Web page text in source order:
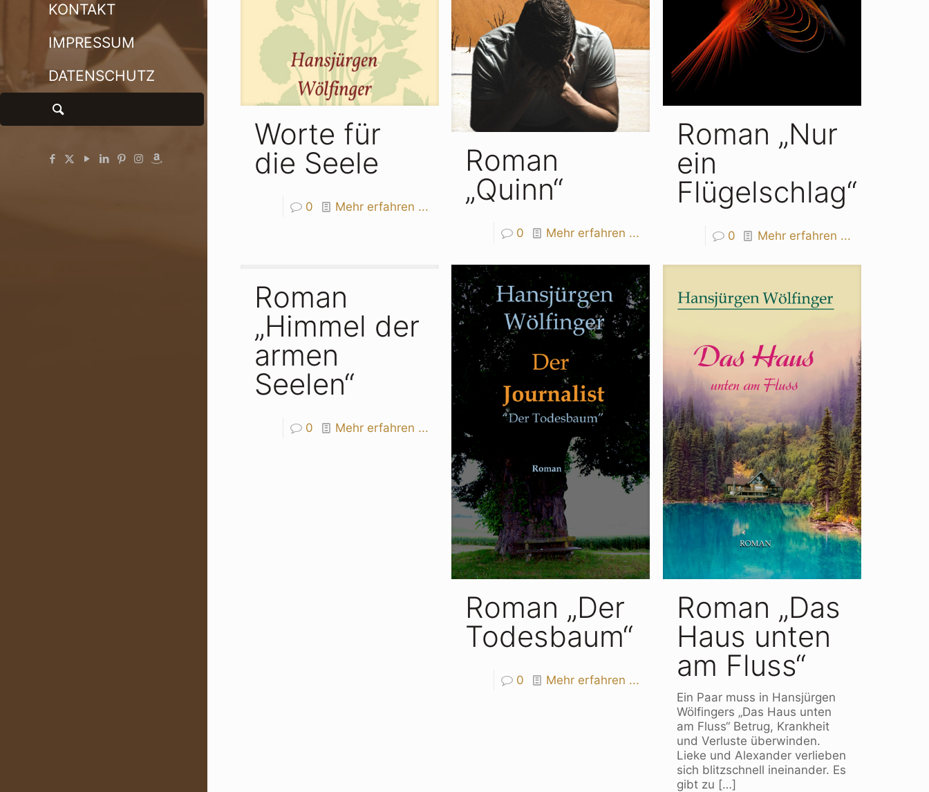
KONTAKT
IMPRESSUM
DATENSCHUTZ
Worte für
die Seele
0 Mehr erfahren ...
Roman
„Quinn“
0 Mehr erfahren ...
Roman „Nur
ein
Flügelschlag“
0 Mehr erfahren ...
Roman
„Himmel der
armen
Seelen“
0 Mehr erfahren ...
Roman „Der
Todesbaum“
0 Mehr erfahren ...
Roman „Das
Haus unten
am Fluss“
Ein Paar muss in Hansjürgen
Wölfingers „Das Haus unten
am Fluss“ Betrug, Krankheit
und Verluste überwinden.
Lieke und Alexander verlieben
sich blitzschnell ineinander. Es
gibt zu […]